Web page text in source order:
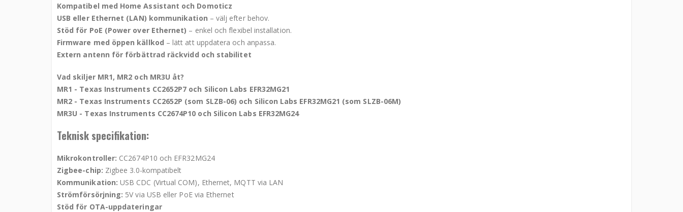
Kompatibel med Home Assistant och Domoticz
USB eller Ethernet (LAN) kommunikation – välj efter behov.
Stöd för PoE (Power over Ethernet) – enkel och flexibel installation.
Firmware med öppen källkod – lätt att uppdatera och anpassa.
Extern antenn för förbättrad räckvidd och stabilitet
Vad skiljer MR1, MR2 och MR3U åt?
MR1 - Texas Instruments CC2652P7 och Silicon Labs EFR32MG21
MR2 - Texas Instruments CC2652P (som SLZB-06) och Silicon Labs EFR32MG21 (som SLZB-06M)
MR3U - Texas Instruments CC2674P10 och Silicon Labs EFR32MG24
Teknisk specifikation:
Mikrokontroller: CC2674P10 och EFR32MG24
Zigbee-chip: Zigbee 3.0-kompatibelt
Kommunikation: USB CDC (Virtual COM), Ethernet, MQTT via LAN
Strömförsörjning: 5V via USB eller PoE via Ethernet
Stöd för OTA-uppdateringar